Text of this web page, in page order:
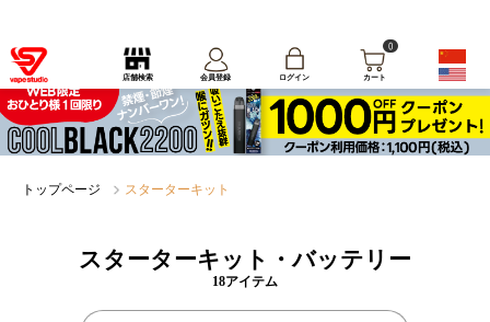
店舗検索 会員登録 ログイン
0
カート
トップページ スターターキット
スターターキット・バッテリー
18アイテム